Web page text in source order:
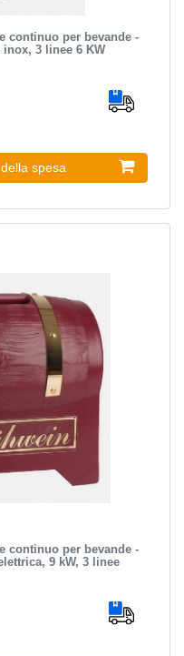
continuo per bevande -
3 linee 6 KW
spesa
continuo per bevande -
9 kW, 3 linee